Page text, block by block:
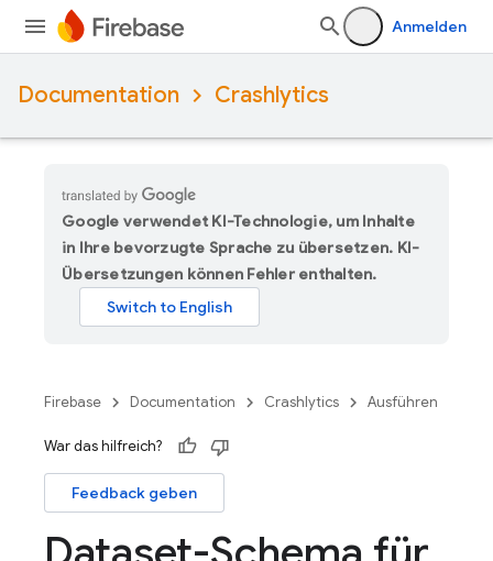
Anmelden
Documentation Crashlytics
Google verwendet KI-Technologie, um Inhalte
in Ihre bevorzugte Sprache zu übersetzen. KI-
Übersetzungen können Fehler enthalten.
Firebase Documentation Crashlytics Ausführen
War das hilfreich?
Feedback geben